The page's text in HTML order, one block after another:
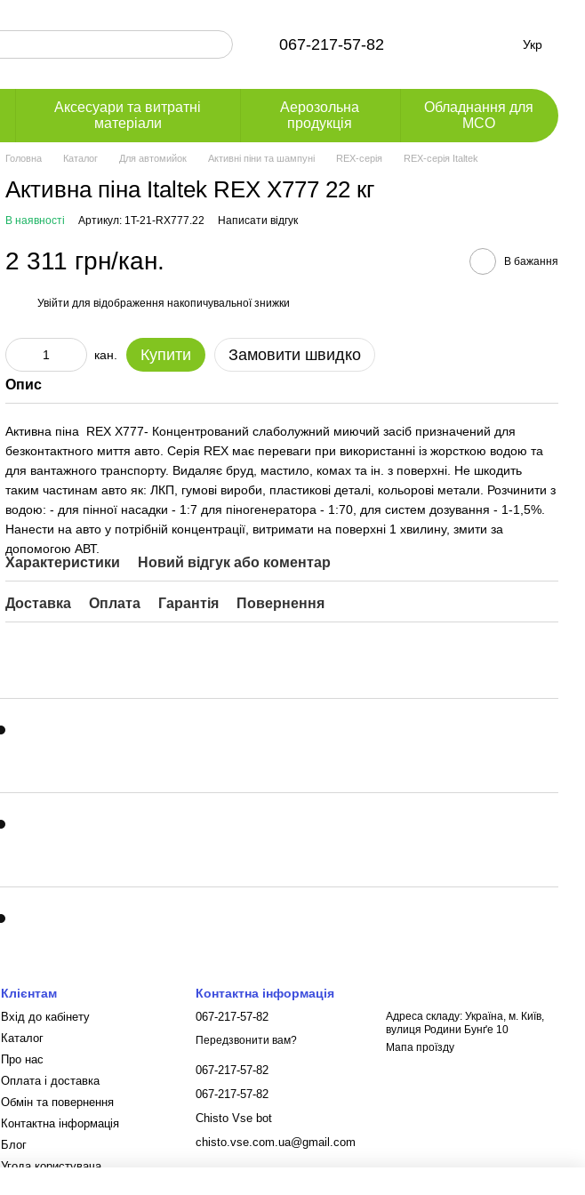
067-217-57-82 Укр
Аксесуари та витратні
матеріали
Аерозольна
продукція
Обладнання для
МСО
Головна Каталог Для автомийок Активні піни та шампуні REX-серія REX-серія Italtek
Активна піна Italtek REX X777 22 кг
В наявності Артикул: 1T-21-RX777.22 Написати відгук
2 311 грн/кан. В бажання
Увійти для відображення накопичувальної знижки
кан. Купити Замовити швидко
Опис
Активна піна REX Х777- Концентрований слаболужний миючий засіб призначений для
безконтактного миття авто. Серія REX має переваги при використанні із жорсткою водою та
для вантажного транспорту. Видаляє бруд, мастило, комах та ін. з поверхні. Не шкодить
таким частинам авто як: ЛКП, гумові вироби, пластикові деталі, кольорові метали. Розчинити з
водою: - для пінної насадки - 1:7 для піногенератора - 1:70, для систем дозування - 1-1,5%.
Нанести на авто у потрібній концентрації, витримати на поверхні 1 хвилину, змити за
допомогою АВТ.
Характеристики Новий відгук або коментар
Доставка Оплата Гарантія Повернення
Клієнтам
Вхід до кабінету
Каталог
Про нас
Оплата і доставка
Обмін та повернення
Контактна інформація
Блог
Угода користувача
Контактна інформація
067-217-57-82
Передзвонити вам?
067-217-57-82
067-217-57-82
Chisto Vse bot
chisto.vse.com.ua@gmail.com
Адреса складу: Україна, м. Київ,
вулиця Родини Бунґе 10
Мапа проїзду